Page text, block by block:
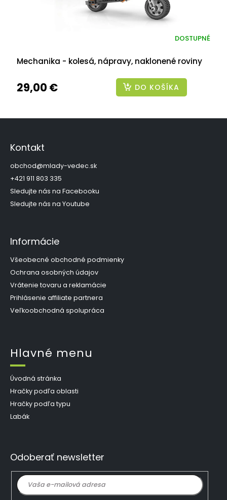
Mechanika - kolesá, nápravy, naklonené roviny
DOSTUPNÉ
29,00 € DO KOŠÍKA
Z
Kontakt
obchod@mlady-vedec.sk
+421 911 803 335
Sledujte nás na Facebooku
Sledujte nás na Youtube
Informácie
Všeobecné obchodné podmienky
Ochrana osobných údajov
Vrátenie tovaru a reklamácie
Prihlásenie affiliate partnera
Veľkoobchodná spolupráca
Hlavné menu
Úvodná stránka
Hračky podľa oblasti
Hračky podľa typu
Labák
Odoberať newsletter